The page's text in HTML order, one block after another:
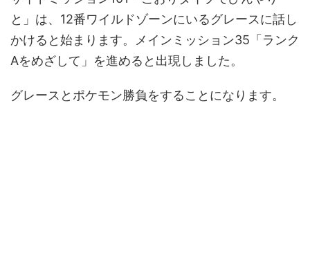
と」は、12番ワイルドゾーンにいるグレースに話し
かけると始まります。メインミッション35「ランク
Aをめざして」を進めると出現しました。
グレースとポケモン勝負をすることになります。